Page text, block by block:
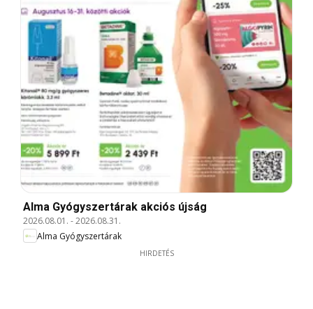
Alma Gyógyszertárak akciós újság
2026.08.01. -2026.08.31.
Alma Gyógyszertárak
HIRDETÉS